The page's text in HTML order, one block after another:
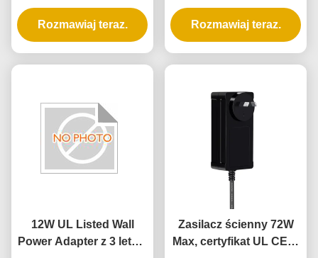
letnią gwarancją i
wielokrotną ochroną
Rozmawiaj teraz.
wyjściem 5V 12V 24V i
mocą 12W 24W do
inteligentnego zamka
Rozmawiaj teraz.
12W UL Listed Wall
Power Adapter z 3 letnią
Zasilacz ścienny 72W
Max, certyfikat UL CE, z